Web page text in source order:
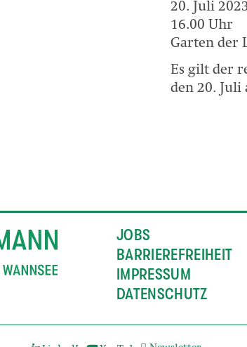
20. Juli
16.00 Uhr
Garten der
Es gilt der
den 20. Juli
JOBS
BARRIEREFREIHEIT
IMPRESSUM
DATENSCHUTZ